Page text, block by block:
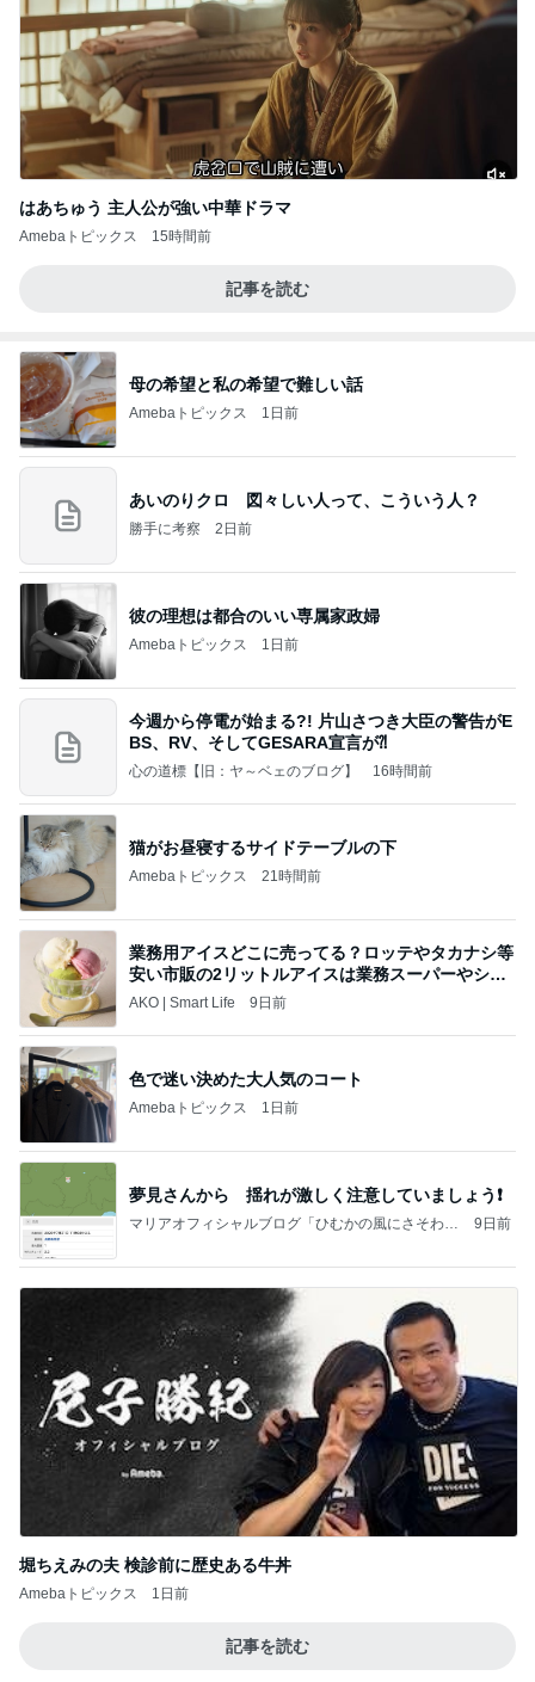
はあちゅう 主人公が強い中華ドラマ
Amebaトピックス 15時間前
記事を読む
母の希望と私の希望で難しい話
Amebaトピックス 1日前
あいのりクロ 図々しい人って、こういう人？
勝手に考察 2日前
彼の理想は都合のいい専属家政婦
Amebaトピックス 1日前
今週から停電が始まる?! 片山さつき大臣の警告がE
BS、RV、そしてGESARA宣言が⁈
心の道標【旧：ヤ～ベェのブログ】 16時間前
猫がお昼寝するサイドテーブルの下
Amebaトピックス 21時間前
業務用アイスどこに売ってる？ロッテやタカナシ等
安い市販の2リットルアイスは業務スーパーやシャ
トレ
AKO | Smart Life 9日前
色で迷い決めた大人気のコート
Amebaトピックス 1日前
夢見さんから 揺れが激しく注意していましょう❗️
マリアオフィシャルブログ「ひむかの風にさそわれ
9日前
堀ちえみの夫 検診前に歴史ある牛丼
Amebaトピックス 1日前
記事を読む